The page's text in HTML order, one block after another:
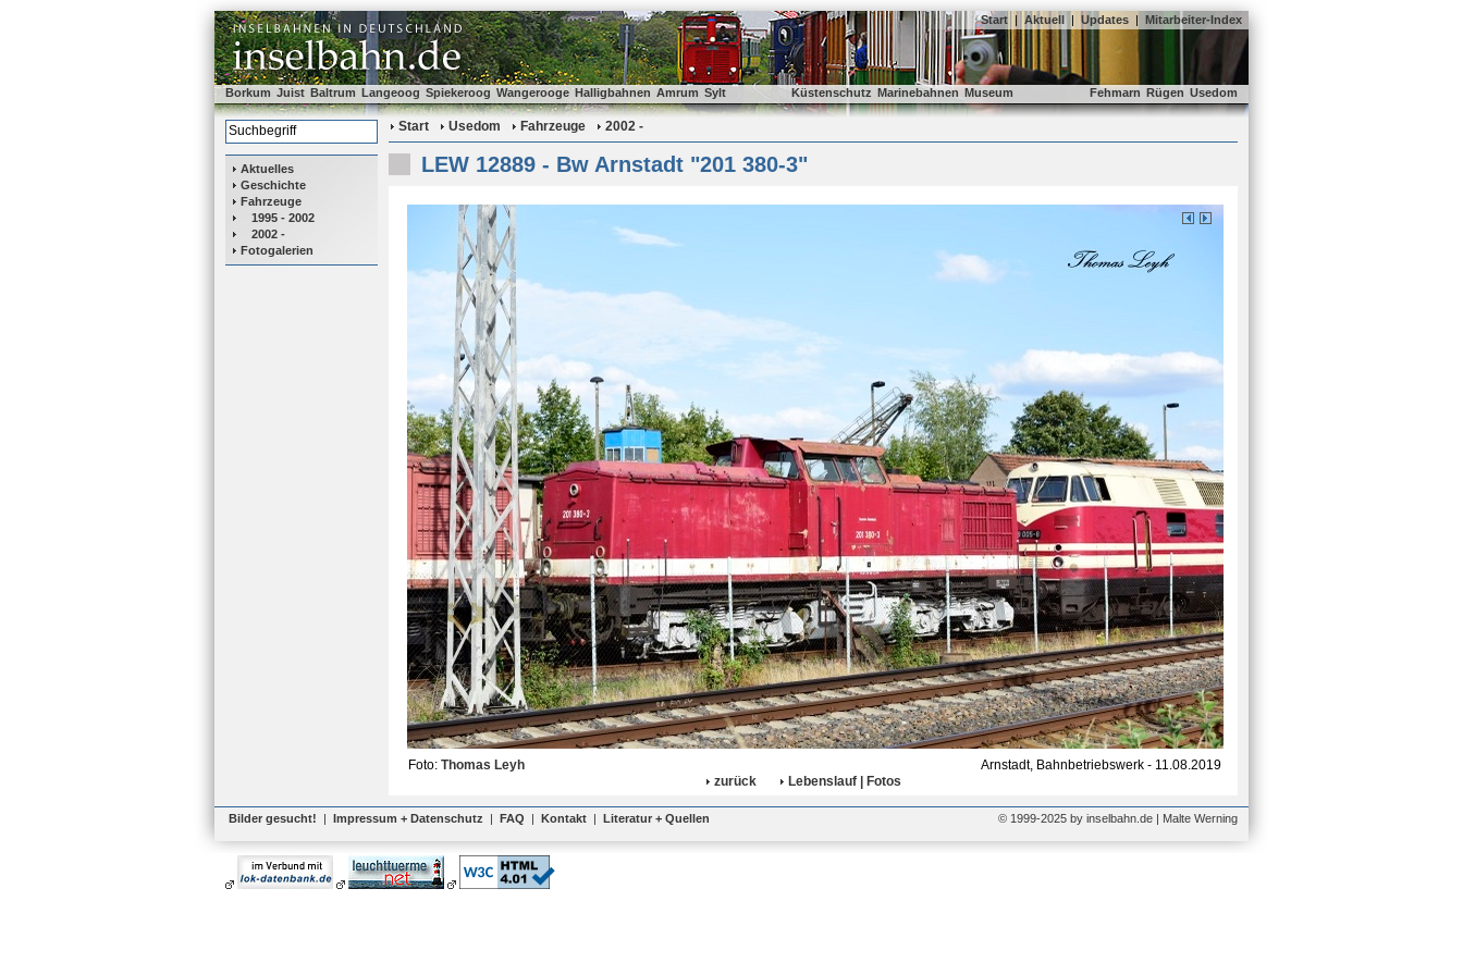
Start | Aktuell | Updates | Mitarbeiter-Index
Borkum Juist Baltrum Langeoog Spiekeroog Wangerooge Halligbahnen Amrum Sylt Küstenschutz Marinebahnen Museum Fehmarn Rügen Usedom
Aktuelles
Geschichte
Fahrzeuge
1995 - 2002
2002 -
Fotogalerien
Start Usedom Fahrzeuge 2002 -
LEW 12889 - Bw Arnstadt "201 380-3"
Foto: Thomas Leyh
Arnstadt, Bahnbetriebswerk - 11.08.2019
zurück
Lebenslauf | Fotos
Bilder gesucht! | Impressum + Datenschutz | FAQ | Kontakt | Literatur + Quellen © 1999-2025 by inselbahn.de | Malte Werning